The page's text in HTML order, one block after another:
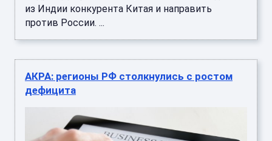
из Индии конкурента Китая и направить
против России. ...
АКРА: регионы РФ столкнулись с ростом
дефицита